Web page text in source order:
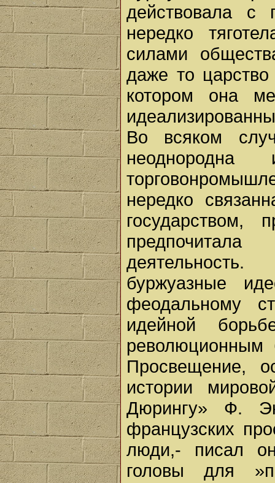
действовала с
нередко
силами
даже то
котором она
Во всяком
нередко
государством,
буржуазные
феодальному
идейной
революционным
Просвещение,
истории
Дюрингу» Ф.
французских
люди,- писал
головы для